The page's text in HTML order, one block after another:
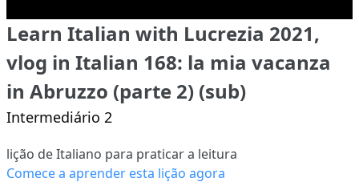
Learn Italian with Lucrezia 2021,
vlog in Italian 168: la mia vacanza
in Abruzzo (parte 2) (sub)
Intermediário 2
lição de Italiano para praticar a leitura
Comece a aprender esta lição agora